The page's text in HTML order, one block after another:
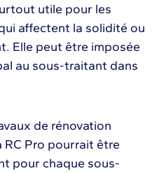
utile pour les
affectent la solidité ou
Elle peut être imposée
au sous-traitant dans
de rénovation
RC Pro pourrait être
pour chaque sous-